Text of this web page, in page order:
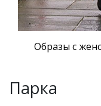
Образы с
Парка